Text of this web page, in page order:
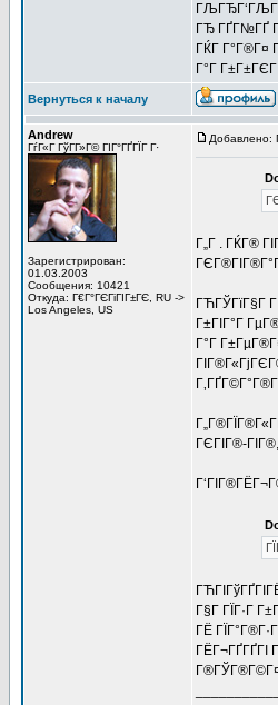
ГЉГЂГ‘ГЉГЋ
ГЂ ГҐГ№ГҐ
ГЌГ Г°Г®Г¤
Г°Г Г±Г±ГЄГ
Вернуться к началу
Andrew
ГѓГ«Г ГўГ­Г»Г© ГІГ°ГҐГЇГ Г·
Зарегистрирован:
01.03.2003
Сообщения: 10421
Откуда: Г€Г°ГЄГіГІГ±ГЄ, RU ->
Los Angeles, US
Добавлено:
Г„Г . ГЌГ®
ГЋГЎГїГ§Г
Г±ГІГ°Г
Г°Г
ГЄГІГ®-
Г§Г ГЇГ·Г
ГЁ
ГЁГ¬ГҐГҐГІ